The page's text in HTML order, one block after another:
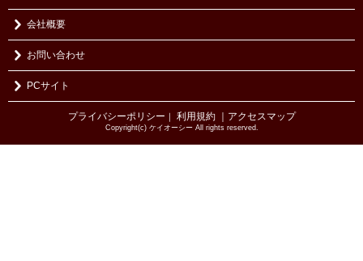
会社概要
お問い合わせ
PCサイト
プライバシーポリシー ｜ 利用規約 ｜アクセスマップ
Copyright(c) ケイオーシー All rights reserved.